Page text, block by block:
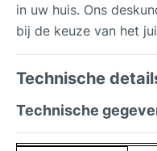
in uw huis. Ons
bij de keuze van het
Technische
Technische